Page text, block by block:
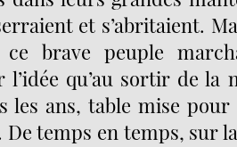
et s’abritaient.
brave peuple
l’idée qu’au sortir de la
les ans, table mise pour
De temps en temps, sur